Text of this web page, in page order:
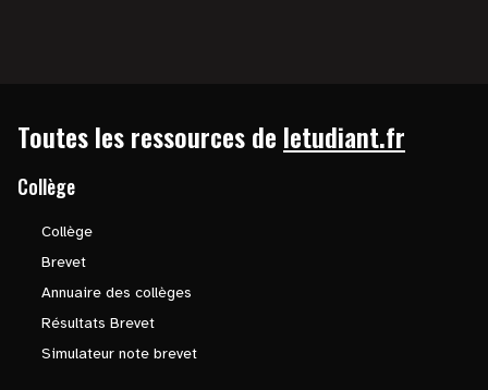
Toutes les ressources de letudiant.fr
Collège
Collège
Brevet
Annuaire des collèges
Résultats Brevet
Simulateur note brevet